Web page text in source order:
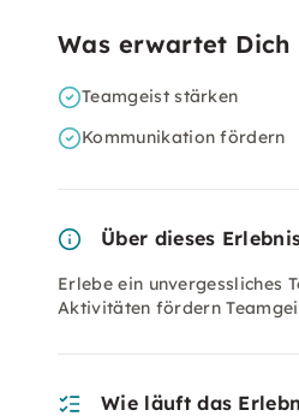
Was erwartet Dich
Teamgeist stärken
Kommunikation fördern
Über dieses
Erlebe ein unvergessliches
Aktivitäten fördern
Wie läuft das